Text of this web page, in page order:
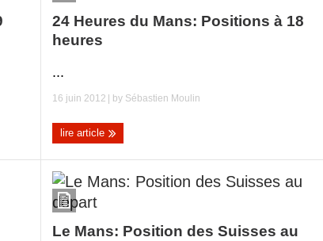
24 Heures du Mans: Positions à 18
heures
...
16 juin 2012 | by Sébastien Moulin
lire article
Le Mans: Position des Suisses au